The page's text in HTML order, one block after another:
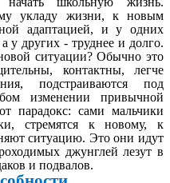
укладу жизни, к новым
адаптацией, и у одних
у других - труднее и долго.
ситуации? Обычно это
контактны, легче
подстраиваются под
изменении привычной
парадокс: сами мальчики
стремятся к новому, к
ситуацию. Это они идут
джунглей лезут в
и подвалов.